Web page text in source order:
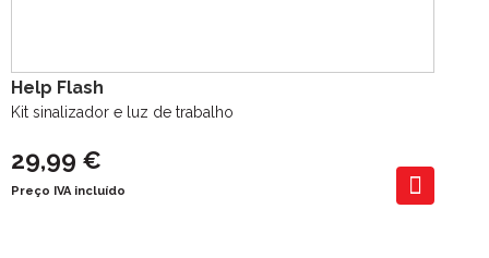
Help Flash
Kit sinalizador e luz de trabalho
29,99 €
Preço IVA incluído